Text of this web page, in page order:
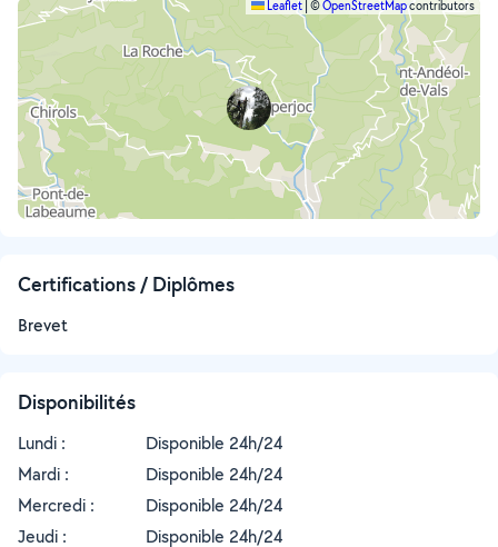
Leaflet ©OpenStreetMapcontributors
Certifications / Diplômes
Brevet
Disponibilités
Lundi :
Disponible 24h/24
Mardi :
Disponible 24h/24
Mercredi :
Disponible 24h/24
Jeudi :
Disponible 24h/24